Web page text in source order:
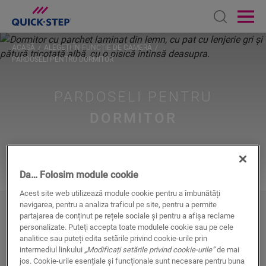
Open
PARDOSELI PENTRU
ACASĂ
ALEGEȚI ÎN FUNCȚIE DE CAMERĂ
PARDOSELI PENTRU DORMITOR
Cum să găsițipardoseala visurilor
dvs. pentru dormitor
Da… Folosim module cookie
Acest site web utilizează module cookie pentru a îmbunătăți
navigarea, pentru a analiza traficul pe site, pentru a permite
partajarea de conținut pe rețele sociale și pentru a afișa reclame
personalizate. Puteți accepta toate modulele cookie sau pe cele
analitice sau puteți edita setările privind cookie-urile prin
intermediul linkului „Modificați setările privind cookie-urile”de mai
jos. Cookie-urile esențiale și funcționale sunt necesare pentru buna